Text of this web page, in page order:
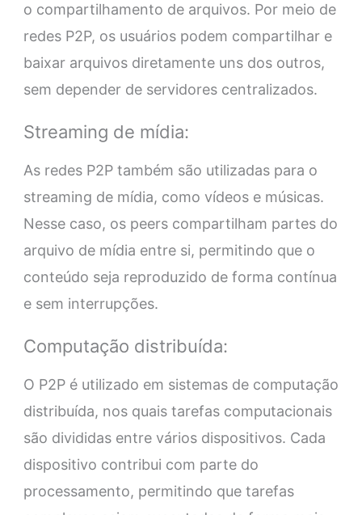
o compartilhamento de arquivos. Por meio de
redes P2P, os usuários podem compartilhar e
baixar arquivos diretamente uns dos outros,
sem depender de servidores centralizados.
Streaming de mídia:
As redes P2P também são utilizadas para o
streaming de mídia, como vídeos e músicas.
Nesse caso, os peers compartilham partes do
arquivo de mídia entre si, permitindo que o
conteúdo seja reproduzido de forma contínua
e sem interrupções.
Computação distribuída:
O P2P é utilizado em sistemas de computação
distribuída, nos quais tarefas computacionais
são divididas entre vários dispositivos. Cada
dispositivo contribui com parte do
processamento, permitindo que tarefas